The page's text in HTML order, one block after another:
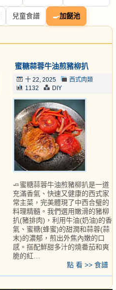
兒童食譜 🍳加餸池
蜜糖蒜蓉牛油煎豬柳扒
十 22, 2025
西式肉類
1132
DIY
🧈蜜糖蒜蓉牛油煎豬柳扒是一道
充滿香氣、快速又健康的西式家
常主菜，完美體現了中西合璧的
料理精髓。我們選用嫩滑的豬柳
扒(豬排肉)，利用牛油(奶油)的香
氣、蜜糖(蜂蜜)的甜潤和蒜蓉(蒜
末)的濃郁，煎出外焦內嫩的口
感。搭配鮮甜多汁的燒番茄和爽
脆的紅…
點 看 >> 食譜